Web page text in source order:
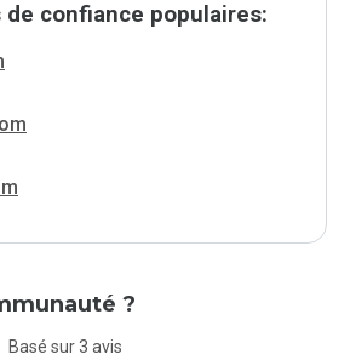
confiance populaires:
?
Basé sur 3 avis